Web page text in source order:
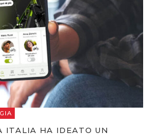
ITALIA HA IDEATO UN